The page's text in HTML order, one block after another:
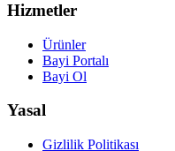
Hizmetler
Ürünler
Bayi Portalı
Bayi Ol
Yasal
Gizlilik Politikası